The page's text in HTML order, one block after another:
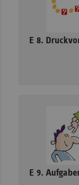
–
E 8.
–
E 9.